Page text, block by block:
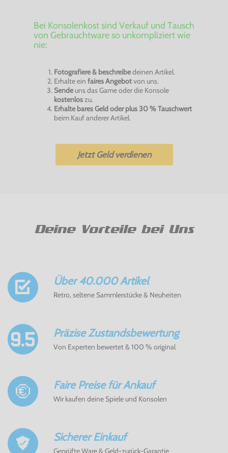
Bei Konsolenkost sind Verkauf und Tausch
von Gebrauchtware so unkompliziert wie
nie:
Fotografiere & beschreibedeinen Artikel.
Erhalte ein faires Angebotvon uns.
Sendeuns das Game oder die Konsole
kostenloszu.
Erhalte bares Geld oder plus 30 % Tauschwert
beim Kauf anderer Artikel.
Jetzt Geld verdienen
Deine Vorteile bei Uns
Über 40.000 Artikel
Retro, seltene Sammlerstücke & Neuheiten
Präzise Zustandsbewertung
Von Experten bewertet & 100 % original
Faire Preise für Ankauf
Wir kaufen deine Spiele und Konsolen
Sicherer Einkauf